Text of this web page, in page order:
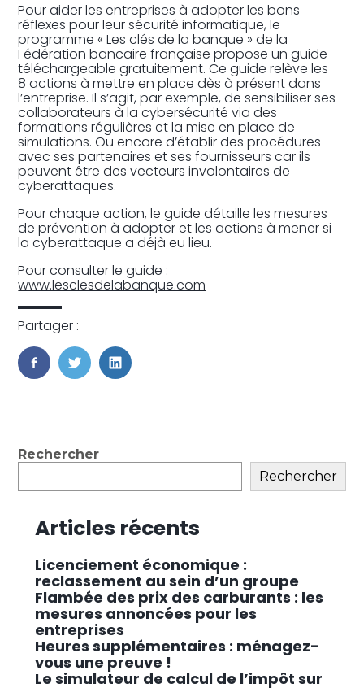
Pour aider les entreprises à adopter les bons
réflexes pour leur sécurité informatique, le
programme « Les clés de la banque » de la
Fédération bancaire française propose un guide
téléchargeable gratuitement. Ce guide relève les
8 actions à mettre en place dès à présent dans
l’entreprise. Il s’agit, par exemple, de sensibiliser ses
collaborateurs à la cybersécurité via des
formations régulières et la mise en place de
simulations. Ou encore d’établir des procédures
avec ses partenaires et ses fournisseurs car ils
peuvent être des vecteurs involontaires de
cyberattaques.
Pour chaque action, le guide détaille les mesures
de prévention à adopter et les actions à mener si
la cyberattaque a déjà eu lieu.
Pour consulter le guide :
www.lesclesdelabanque.com
Partager :
FaceBook
TwitterLinkedIn
Blog
Rechercher
Rechercher
Articles récents
Licenciement économique :
reclassement au sein d’un groupe
Flambée des prix des carburants : les
mesures annoncées pour les
entreprises
Heures supplémentaires : ménagez-
vous une preuve !
Le simulateur de calcul de l’impôt sur